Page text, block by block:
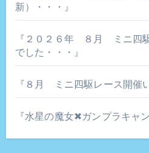
新）・・・』
『２０２６年 ８月 ミニ四
でした・・・』
『８月 ミニ四駆レース開催
『水星の魔女✖ガンプラキャ